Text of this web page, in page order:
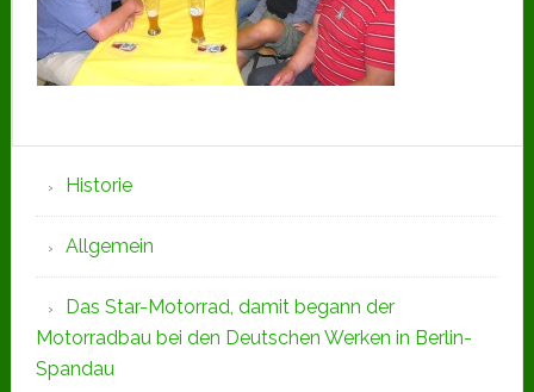
Seitenspalte
Historie
Allgemein
Das Star-Motorrad, damit begann der
Motorradbau bei den Deutschen Werken in Berlin-
Spandau